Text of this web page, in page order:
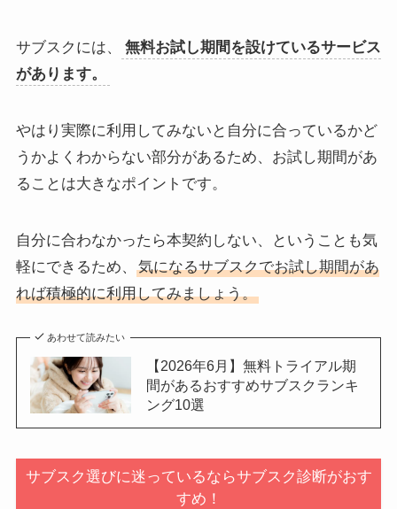
サブスクには、
無料お試し期間を設けているサービス
があります。
やはり実際に利用してみないと自分に合っているかど
うかよくわからない部分があるため、お試し期間があ
ることは大きなポイントです。
自分に合わなかったら本契約しない、ということも気
軽にできるため、
気になるサブスクでお試し期間があ
れば積極的に利用してみましょう。
あわせて読みたい
【2026年6月】無料トライアル期
間があるおすすめサブスクランキ
ング10選
サブスク選びに迷っているならサブスク診断がおす
すめ！